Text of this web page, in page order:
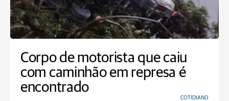
Corpo de motorista que caiu
com caminhão em represa é
encontrado
COTIDIANO